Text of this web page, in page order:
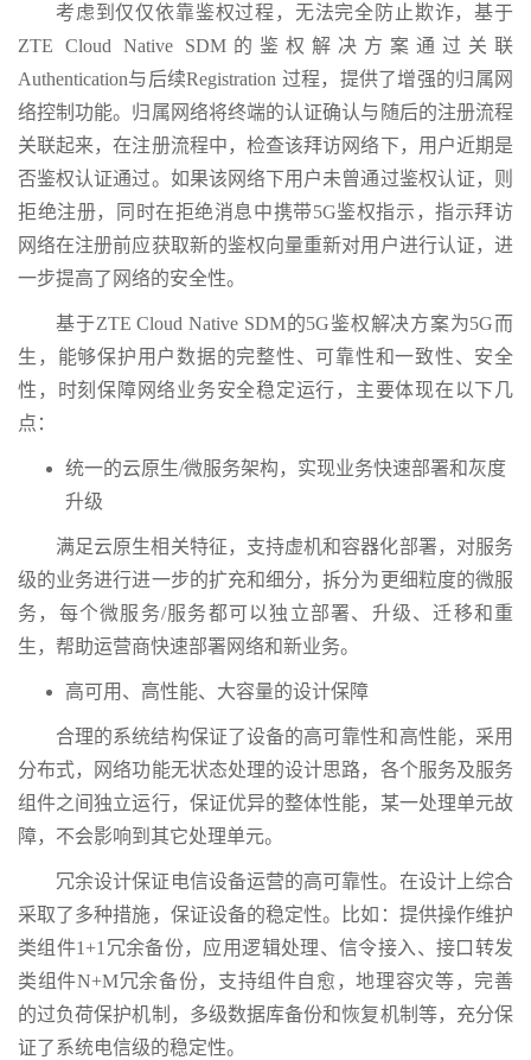
考虑到仅仅依靠鉴权过程，无法完全防止欺诈，基于
ZTE Cloud Native SDM的鉴权解决方案通过关联
Authentication与后续Registration 过程，提供了增强的归属网
络控制功能。归属网络将终端的认证确认与随后的注册流程
关联起来，在注册流程中，检查该拜访网络下，用户近期是
否鉴权认证通过。如果该网络下用户未曾通过鉴权认证，则
拒绝注册，同时在拒绝消息中携带5G鉴权指示，指示拜访
网络在注册前应获取新的鉴权向量重新对用户进行认证，进
一步提高了网络的安全性。
基于ZTE Cloud Native SDM的5G鉴权解决方案为5G而
生，能够保护用户数据的完整性、可靠性和一致性、安全
性，时刻保障网络业务安全稳定运行，主要体现在以下几
点：
统一的云原生/微服务架构，实现业务快速部署和灰度
升级
满足云原生相关特征，支持虚机和容器化部署，对服务
级的业务进行进一步的扩充和细分，拆分为更细粒度的微服
务，每个微服务/服务都可以独立部署、升级、迁移和重
生，帮助运营商快速部署网络和新业务。
高可用、高性能、大容量的设计保障
合理的系统结构保证了设备的高可靠性和高性能，采用
分布式，网络功能无状态处理的设计思路，各个服务及服务
组件之间独立运行，保证优异的整体性能，某一处理单元故
障，不会影响到其它处理单元。
冗余设计保证电信设备运营的高可靠性。在设计上综合
采取了多种措施，保证设备的稳定性。比如：提供操作维护
类组件1+1冗余备份，应用逻辑处理、信令接入、接口转发
类组件N+M冗余备份，支持组件自愈，地理容灾等，完善
的过负荷保护机制，多级数据库备份和恢复机制等，充分保
证了系统电信级的稳定性。